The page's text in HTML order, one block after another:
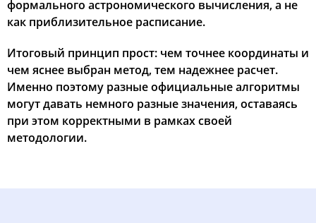
формального астрономического вычисления, а не
как приблизительное расписание.
Итоговый принцип прост: чем точнее координаты и
чем яснее выбран метод, тем надежнее расчет.
Именно поэтому разные официальные алгоритмы
могут давать немного разные значения, оставаясь
при этом корректными в рамках своей
методологии.